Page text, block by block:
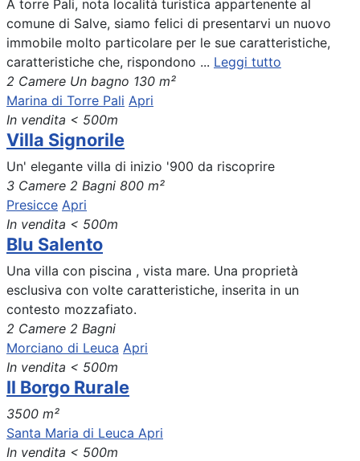
A torre Pali, nota località turistica appartenente al
comune di Salve, siamo felici di presentarvi un nuovo
immobile molto particolare per le sue caratteristiche,
caratteristiche che, rispondono ... Leggi tutto
2 Camere Un bagno 130 m²
Marina di Torre Pali Apri
In vendita < 500m
Villa Signorile
Un' elegante villa di inizio '900 da riscoprire
3 Camere 2 Bagni 800 m²
Presicce Apri
In vendita < 500m
Blu Salento
Una villa con piscina , vista mare. Una proprietà
esclusiva con volte caratteristiche, inserita in un
contesto mozzafiato.
2 Camere 2 Bagni
Morciano di Leuca Apri
In vendita < 500m
Il Borgo Rurale
3500 m²
Santa Maria di Leuca Apri
In vendita < 500m